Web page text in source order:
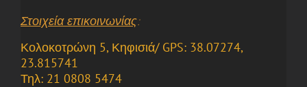
Στοιχεία επικοινωνίας:
Κολοκοτρώνη 5, Κηφισιά/ GPS: 38.07274,
23.815741
Τηλ: 21 0808 5474